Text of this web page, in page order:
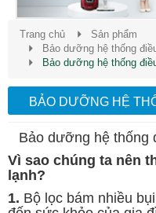
Trang chủ
Sản phẩm
Bảo dưỡng hệ thống
Bảo dưỡng hệ thống
BẢO DƯỠNG HỆ
Bảo dưỡng hệ thống
Vì sao chúng ta nên
lạnh?
1. Bộ lọc bám nhiều